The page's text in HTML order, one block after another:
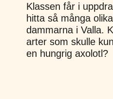
Klassen får i
hitta så många
dammarna i Valla.
arter som skulle
en hungrig axolotl?